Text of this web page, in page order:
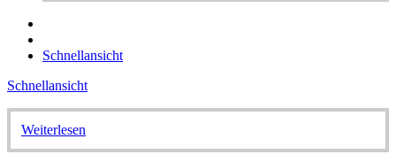
Schnellansicht
Schnellansicht
Weiterlesen